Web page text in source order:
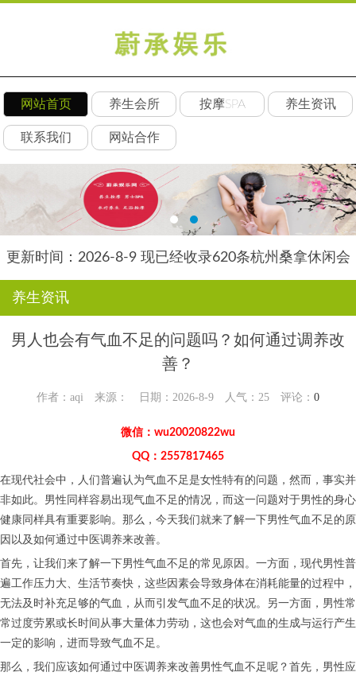
网站首页 养生会所 按摩SPA 养生资讯
联系我们 网站合作
更新时间：2026-8-9 现已经收录620条杭州桑拿休闲会
养生资讯
男人也会有气血不足的问题吗？如何通过调养改
善？
作者：aqi 来源： 日期：2026-8-9 人气： 25 评论： 0
微信：wu20020822wu
QQ：2557817465
在现代社会中，人们普遍认为气血不足是女性特有的问题，然而，事实并
非如此。男性同样容易出现气血不足的情况，而这一问题对于男性的身心
健康同样具有重要影响。那么，今天我们就来了解一下男性气血不足的原
因以及如何通过中医调养来改善。
首先，让我们来了解一下男性气血不足的常见原因。一方面，现代男性普
遍工作压力大、生活节奏快，这些因素会导致身体在消耗能量的过程中，
无法及时补充足够的气血，从而引发气血不足的状况。另一方面，男性常
常过度劳累或长时间从事大量体力劳动，这也会对气血的生成与运行产生
一定的影响，进而导致气血不足。
那么，我们应该如何通过中医调养来改善男性气血不足呢？首先，男性应